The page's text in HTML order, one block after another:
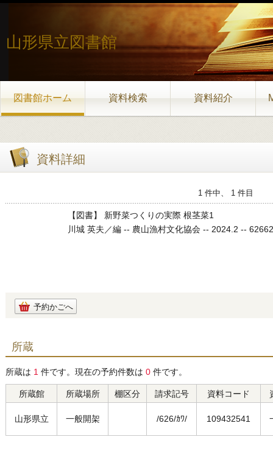
山形県立図書館
図書館ホーム 資料検索 資料紹介
資料詳細
1 件中、 1 件目
【図書】 新野菜つくりの実際 根茎菜1
川城 英夫／編 -- 農山漁村文化協会 -- 2024.2 --
予約かごへ
所蔵
所蔵は 1 件です。現在の予約件数は 0 件です。
所蔵館 所蔵場所 棚区分 請求記号 資料コード
山形県立 一般開架 /626/ｶﾜ/ 109432541